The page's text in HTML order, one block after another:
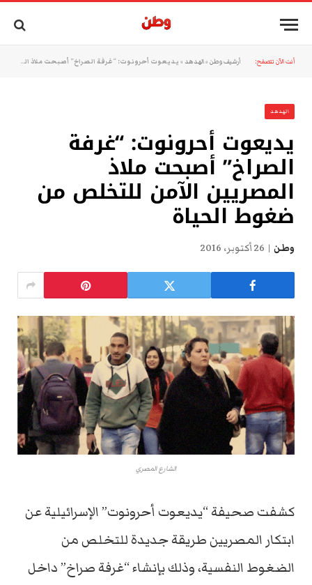
أنت الآن تتصفح: أرشيف وطن »الهدهد » يديعوت أحرونوت: “غرفة الصراخ” أصبحت ملاذ المصريين الآمن للتخلص من ضغوط الحياة
الهدهد
يديعوت أحرونوت: “غرفة
الصراخ” أصبحت ملاذ
المصريين الآمن للتخلص من
ضغوط الحياة
وطن 26 أكتوبر، 2016
الشارع المصري
كشفت صحيفة “يديعوت أحرونوت” الإسرائيلية عن
ابتكار المصريين طريقة جديدة للتخلص من
الضغوط النفسية، وذلك بإنشاء “غرفة صراخ” داخل